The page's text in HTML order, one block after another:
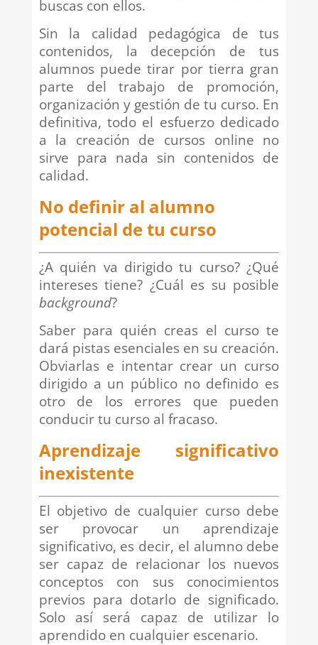
buscas con ellos.
Sin la calidad pedagógica de tus
contenidos, la decepción de tus
alumnos puede tirar por tierra gran
parte del trabajo de promoción,
organización y gestión de tu curso. En
definitiva, todo el esfuerzo dedicado
a la creación de cursos online no
sirve para nada sin contenidos de
calidad.
No definir al alumno
potencial de tu curso
¿A quién va dirigido tu curso? ¿Qué
intereses tiene? ¿Cuál es su posible
background?
Saber para quién creas el curso te
dará pistas esenciales en su creación.
Obviarlas e intentar crear un curso
dirigido a un público no definido es
otro de los errores que pueden
conducir tu curso al fracaso.
Aprendizaje significativo
inexistente
El objetivo de cualquier curso debe
ser provocar un aprendizaje
significativo, es decir, el alumno debe
ser capaz de relacionar los nuevos
conceptos con sus conocimientos
previos para dotarlo de significado.
Solo así será capaz de utilizar lo
aprendido en cualquier escenario.